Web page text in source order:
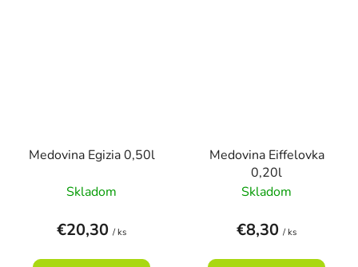
Medovina Egizia 0,50l
Skladom
€20,30 / ks
Medovina Eiffelovka
0,20l
Skladom
€8,30 / ks